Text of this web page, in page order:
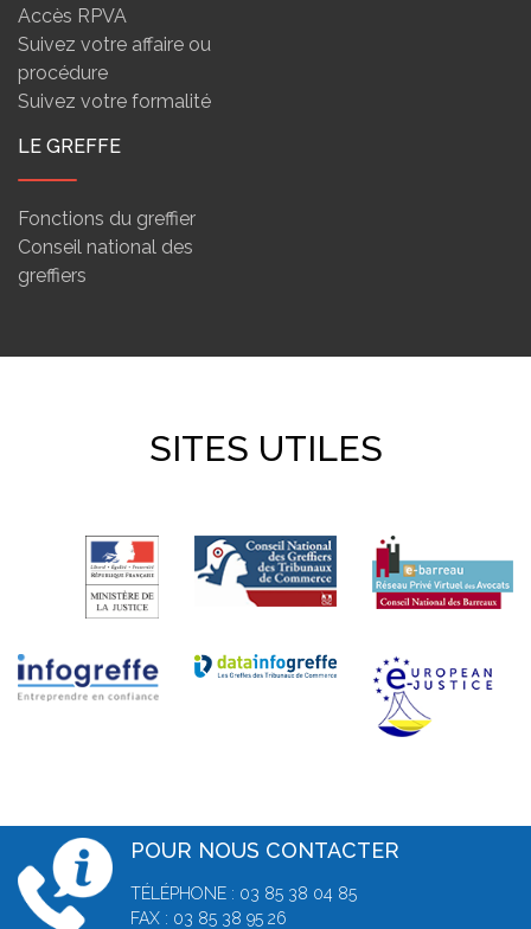
Accès RPVA
Suivez votre affaire ou
procédure
Suivez votre formalité
LE GREFFE
Fonctions du greffier
Conseil national des
greffiers
SITES UTILES
POUR NOUS CONTACTER
TÉLÉPHONE : 03 85 38 04 85
FAX : 03 85 38 95 26